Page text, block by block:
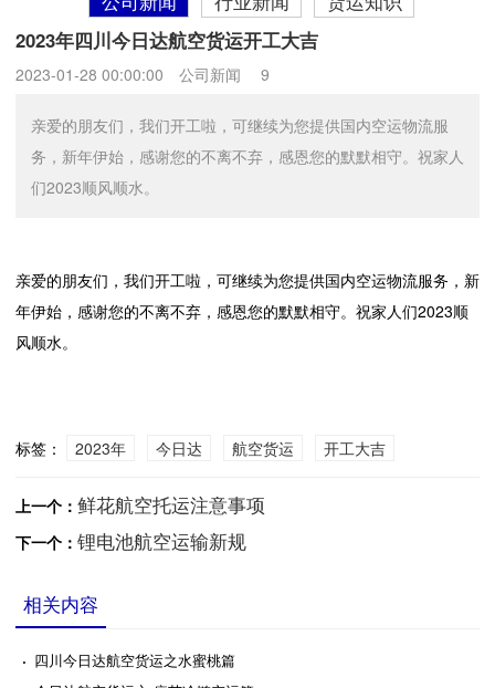
2023年四川今日达航空货运开工大吉
2023-01-28 00:00:00 公司新闻 9
亲爱的朋友们，我们开工啦，可继续为您提供国内空运物流服
务，新年伊始，感谢您的不离不弃，感恩您的默默相守。祝家人
们2023顺风顺水。
亲爱的朋友们，我们开工啦，可继续为您提供国内空运物流服务，新
年伊始，感谢您的不离不弃，感恩您的默默相守。祝家人们2023顺
风顺水。
标签： 2023年 今日达 航空货运 开工大吉
上一个： 鲜花航空托运注意事项
下一个： 锂电池航空运输新规
相关内容
· 四川今日达航空货运之水蜜桃篇